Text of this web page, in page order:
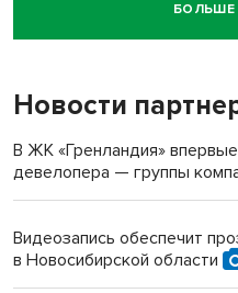
Новосибирский суд
пенсионерки на вокзале
«Мы живём на пастбище!»: в
терроризируют жителей
Инвалид получил условный
Новосибирский
БОЛЬШЕ
Новости
В ЖК «Гренландия»
девелопера — группы
Видеозапись обеспечит
в Новосибирской области